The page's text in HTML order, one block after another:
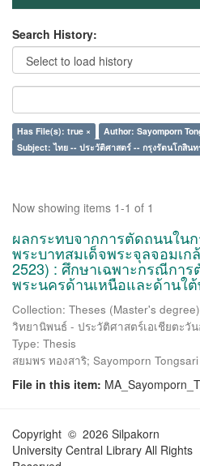
Search History:
Has File(s): true ×
Author: Sayomporn
Subject: ไทย -- ประวัติศาสตร์ -- กรุงรัตนโกสิน
Now showing items 1-1 of 1
ผลกระทบจากการตัดถนนใน
พระบาทสมเด็จพระจุลจอมเก
2523) : ศึกษาเฉพาะกรณีกา
พระนครด้านเหนือและด้านใ
Collection: Theses (Master's
วิทยานิพนธ์ - ประวัติศาสตร์เอเชียตะวั
Type: Thesis
สยมพร ทองสาริ; Sayomporn Tongsari
File in this item:
Copyright © 2026 Silpakorn
University Central Library All Rights